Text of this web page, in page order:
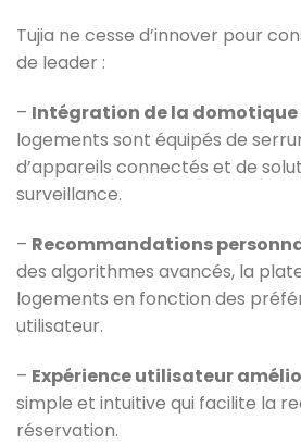
Tujia ne cesse d’innover pour
de leader :
– Intégration de la domotique
logements sont équipés de
d’appareils connectés et de
surveillance.
– Recommandations
des algorithmes avancés, la
logements en fonction des
utilisateur.
– Expérience utilisateur
simple et intuitive qui facilite la
réservation.